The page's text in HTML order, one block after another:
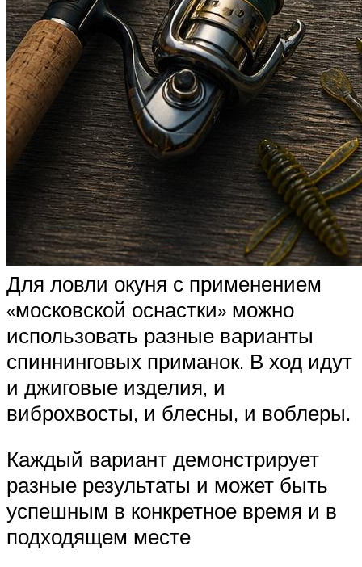
Для ловли окуня с применением
«московской оснастки» можно
использовать разные варианты
спиннинговых приманок. В ход идут
и джиговые изделия, и
виброхвосты, и блесны, и воблеры.
Каждый вариант демонстрирует
разные результаты и может быть
успешным в конкретное время и в
подходящем месте